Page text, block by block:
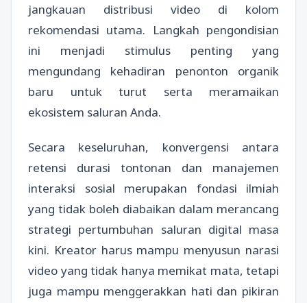
jangkauan distribusi video di kolom
rekomendasi utama. Langkah pengondisian
ini menjadi stimulus penting yang
mengundang kehadiran penonton organik
baru untuk turut serta meramaikan
ekosistem saluran Anda.
Secara keseluruhan, konvergensi antara
retensi durasi tontonan dan manajemen
interaksi sosial merupakan fondasi ilmiah
yang tidak boleh diabaikan dalam merancang
strategi pertumbuhan saluran digital masa
kini. Kreator harus mampu menyusun narasi
video yang tidak hanya memikat mata, tetapi
juga mampu menggerakkan hati dan pikiran